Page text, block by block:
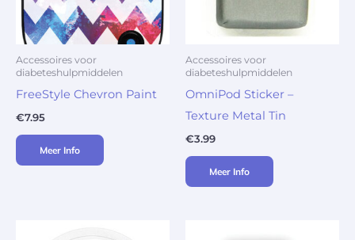
Accessoires voor
diabeteshulpmiddelen
FreeStyle Chevron Paint
€7.95
Meer Info
Accessoires voor
diabeteshulpmiddelen
OmniPod Sticker –
Texture Metal Tin
€3.99
Meer Info